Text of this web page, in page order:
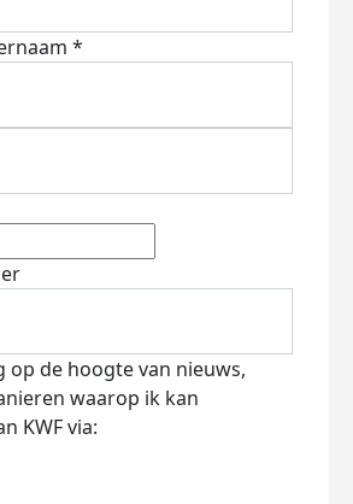
*
op de hoogte van nieuws,
waarop ik kan
KWF via: